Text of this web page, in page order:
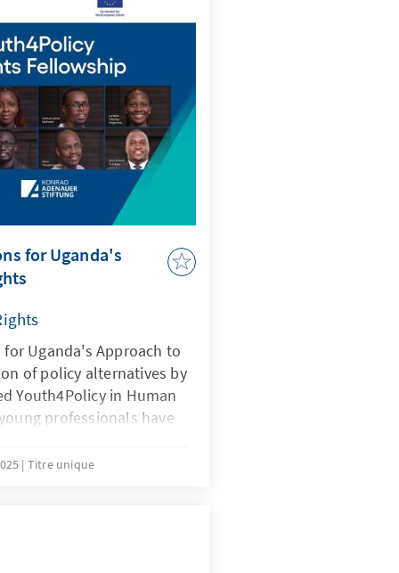
for Uganda's
Uganda's Approach to
of policy alternatives by
Youth4Policy in Human
professionals have
fresh perspectives.
from the
communities
Fellowship is
Titre unique